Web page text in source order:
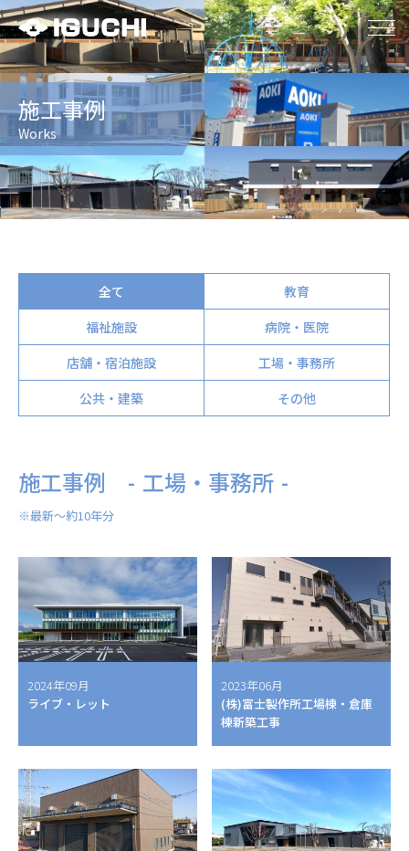
施工事例
Works
全て
教育
福祉施設
病院・医院
店舗・宿泊施設
工場・事務所
公共・建築
その他
施工事例 工場・事務所
※最新～約10年分
2024年09月
ライブ・レット
2023年06月
(株)富士製作所工場棟・倉庫
棟新築工事